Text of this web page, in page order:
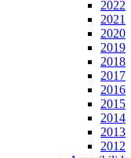
2022
2021
2020
2019
2018
2017
2016
2015
2014
2013
2012